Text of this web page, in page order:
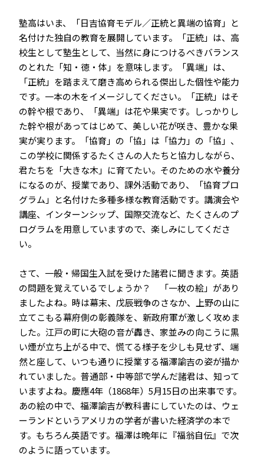
塾高はいま、「日吉協育モデル／正統と異端の協育」と
名付けた独自の教育を展開しています。「正統」は、高
校生として塾生として、当然に身につけるべきバランス
のとれた「知・徳・体」を意味します。「異端」は、
「正統」を踏まえて磨き高められる傑出した個性や能力
です。一本の木をイメージしてください。「正統」はそ
の幹や根であり、「異端」は花や果実です。しっかりし
た幹や根があってはじめて、美しい花が咲き、豊かな果
実が実ります。「協育」の「協」は「協力」の「協」、
この学校に関係するたくさんの人たちと協力しながら、
君たちを「大きな木」に育てたい。そのための水や養分
になるのが、授業であり、課外活動であり、「協育プロ
グラム」と名付けた多種多様な教育活動です。講演会や
講座、インターンシップ、国際交流など、たくさんのプ
ログラムを用意していますので、楽しみにしてくださ
い。
さて、一般・帰国生入試を受けた諸君に聞きます。英語
の問題を覚えているでしょうか？ 「一枚の絵」があり
ましたよね。時は幕末、戊辰戦争のさなか、上野の山に
立てこもる幕府側の彰義隊を、新政府軍が激しく攻めま
した。江戸の町に大砲の音が轟き、家並みの向こうに黒
い煙が立ち上がる中で、慌てる様子を少しも見せず、端
然と座して、いつも通りに授業する福澤諭吉の姿が描か
れていました。普通部・中等部で学んだ諸君は、知って
いますよね。慶應4年（1868年）5月15日の出来事です。
あの絵の中で、福澤諭吉が教科書にしていたのは、ウェ
ーランドというアメリカの学者が書いた経済学の本で
す。もちろん英語です。福澤は晩年に『福翁自伝』で次
のように語っています。